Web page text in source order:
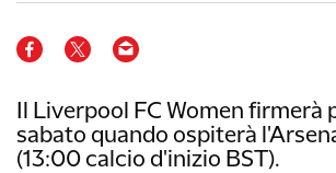
Il Liverpool FC Women firmerà
sabato quando ospiterà
(13:00 calcio d'inizio BST).